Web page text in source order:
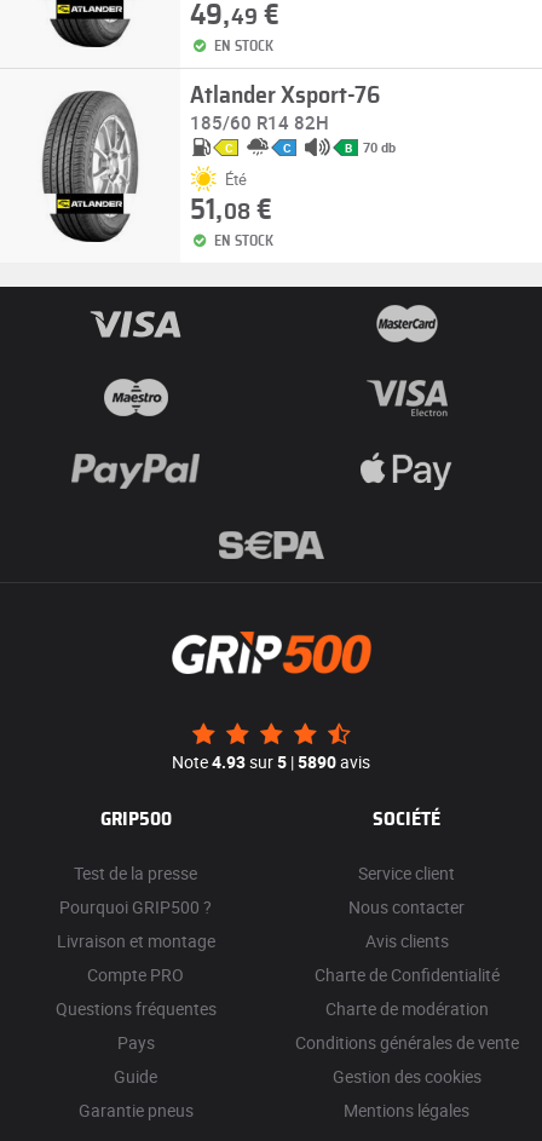
49,49 €
EN STOCK
Atlander Xsport-76
185/60 R14 82H
C C B 70 db
Été
51,08€
EN STOCK
Note4.93sur5 |5890avis
GRIP500
Test de la presse
Pourquoi GRIP500 ?
Livraison et montage
Compte PRO
Questions fréquentes
Pays
Guide
Garantie pneus
SOCIÉTÉ
Service client
Nous contacter
Avis clients
Charte de Confidentialité
Charte de modération
Conditions générales de vente
Gestion des cookies
Mentions légales